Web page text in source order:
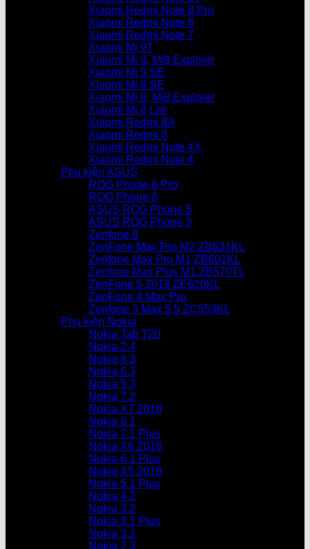
Xiaomi Redmi Note 8 Pro
Xiaomi Redmi Note 8
Xiaomi Redmi Note 7
Xiaomi Mi 9T
Xiaomi Mi 9, Mi9 Explorer
Xiaomi Mi 9 SE
Xiaomi Mi 8 SE
Xiaomi Mi 8, Mi8 Explorer
Xiaomi Mi 8 Lite
Xiaomi Redmi 8A
Xiaomi Redmi 8
Xiaomi Redmi Note 4X
Xiaomi Redmi Note 4
Phụ kiện ASUS
ROG Phone 6 Pro
ROG Phone 6
ASUS ROG Phone 5
ASUS ROG Phone 3
Zenfone 8
ZenFone Max Pro M2 ZB631KL
Zenfone Max Pro M1 ZB601KL
Zenfone Max Plus M1 ZB570TL
ZenFone 5 2018 ZE620KL
ZenFone 4 Max Pro
Zenfone 3 Max 5.5 ZC553KL
Phụ kiện Nokia
Nokia Tab T20
Nokia 2.4
Nokia 8.3
Nokia 6.3
Nokia 5.3
Nokia 7.2
Nokia X7 2018
Nokia 8.1
Nokia 7.1 Plus
Nokia X6 2018
Nokia 6.1 Plus
Nokia X5 2018
Nokia 5.1 Plus
Nokia 4.2
Nokia 3.2
Nokia 3.1 Plus
Nokia 3.1
Nokia 2.3